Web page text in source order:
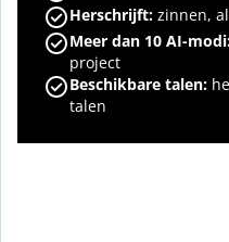
Herschrijft: zinnen,
Meer dan 10 AI-
project
Beschikbare talen:
talen